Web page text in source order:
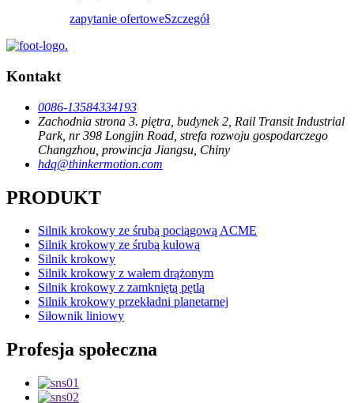
zapytanie ofertoweSzczegół
Kontakt
0086-13584334193
Zachodnia strona 3. piętra, budynek 2, Rail Transit Industrial
Park, nr 398 Longjin Road, strefa rozwoju gospodarczego
Changzhou, prowincja Jiangsu, Chiny
hdq@thinkermotion.com
PRODUKT
Silnik krokowy ze śrubą pociągową ACME
Silnik krokowy ze śrubą kulową
Silnik krokowy
Silnik krokowy z wałem drążonym
Silnik krokowy z zamkniętą pętlą
Silnik krokowy przekładni planetarnej
Siłownik liniowy
Profesja społeczna